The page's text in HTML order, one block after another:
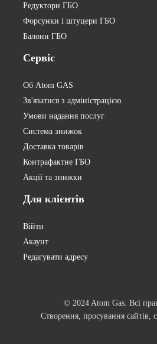
Редуктори ГБО
Форсунки і штуцери ГБО
Балони ГБО
Сервіс
Об Atom GAS
Зв'язатися з адміністрацією
Умови надання послуг
Система знижок
Доставка товарів
Контрафактне ГБО
Акції та знижки
Для клієнтів
Війти
Акаунт
Редагувати адресу
© 2024 Atom Gas. Всі
Створення, просування сайтів,